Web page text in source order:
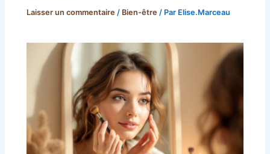
Laisser un commentaire / Bien-être / Par Elise.Marceau